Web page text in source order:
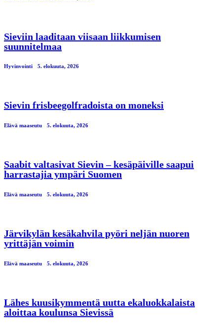
Sieviin laaditaan viisaan liikkumisen
suunnitelmaa
Hyvinvointi 5. elokuuta, 2026
Sievin frisbeegolfradoista on moneksi
Elävä maaseutu 5. elokuuta, 2026
Saabit valtasivat Sievin – kesäpäiville saapui
harrastajia ympäri Suomen
Elävä maaseutu 5. elokuuta, 2026
Järvikylän kesäkahvila pyöri neljän nuoren
yrittäjän voimin
Elävä maaseutu 5. elokuuta, 2026
Lähes kuusikymmentä uutta ekaluokkalaista
aloittaa koulunsa Sievissä